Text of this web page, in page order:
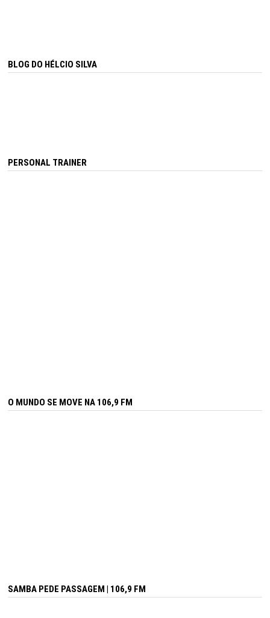
BLOG DO HÉLCIO SILVA
PERSONAL TRAINER
O MUNDO SE MOVE NA 106,9 FM
SAMBA PEDE PASSAGEM | 106,9 FM